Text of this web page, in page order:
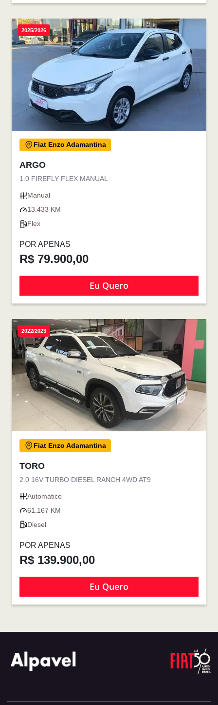
2025/2026
Fiat Enzo Adamantina
ARGO
1.0 FIREFLY FLEX MANUAL
Manual
13.433 KM
Flex
POR APENAS
R$ 79.900,00
Eu Quero
2022/2023
Fiat Enzo Adamantina
TORO
2.0 16V TURBO DIESEL RANCH 4WD AT9
Automatico
61.167 KM
Diesel
POR APENAS
R$ 139.900,00
Eu Quero